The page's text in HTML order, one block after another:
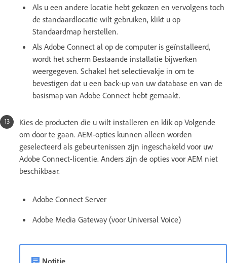
Als u een andere locatie hebt gekozen en vervolgens toch
de standaardlocatie wilt gebruiken, klikt u op
Standaardmap herstellen.
Als Adobe Connect al op de computer is geïnstalleerd,
wordt het scherm Bestaande installatie bijwerken
weergegeven. Schakel het selectievakje in om te
bevestigen dat u een back-up van uw database en van de
basismap van Adobe Connect hebt gemaakt.
Kies de producten die u wilt installeren en klik op Volgende
om door te gaan. AEM-opties kunnen alleen worden
geselecteerd als gebeurtenissen zijn ingeschakeld voor uw
Adobe Connect-licentie. Anders zijn de opties voor AEM niet
beschikbaar.
Adobe Connect Server
Adobe Media Gateway (voor Universal Voice)
Notitie